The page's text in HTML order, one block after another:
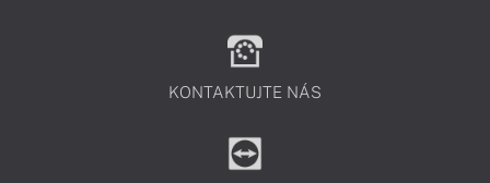
KONTAKTUJTE NÁS